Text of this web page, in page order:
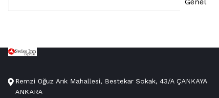
Remzi Oğuz Arık Mahallesi, Bestekar Sokak, 43/A ÇANKAYA
ANKARA